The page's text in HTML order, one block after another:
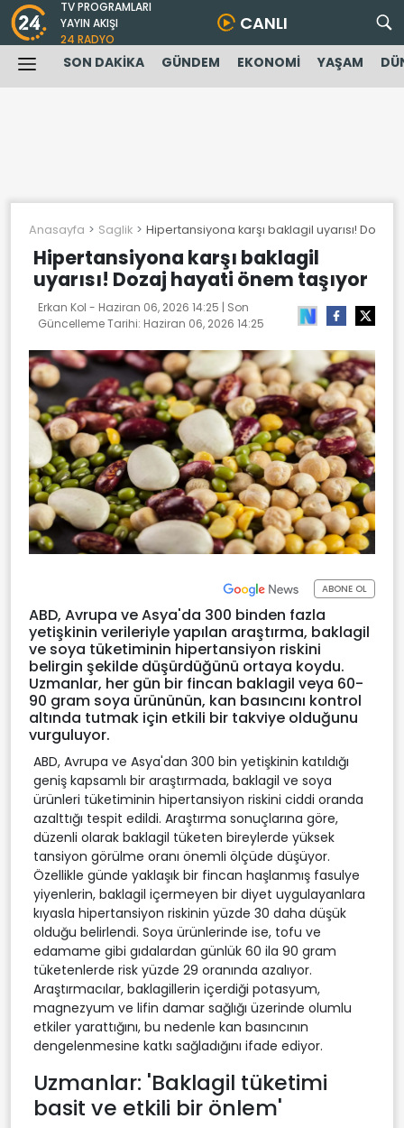
TV PROGRAMLARI
YAYIN AKIŞI
24 RADYO
CANLI
SON DAKİKA GÜNDEM EKONOMİ YAŞAM
Anasayfa Saglik Hipertansiyona karşı baklagil uyarısı! Dozaj
Hipertansiyona karşı baklagil
uyarısı! Dozaj hayati önem taşıyor
Erkan Kol - Haziran 06, 2026 14:25 | Son
Güncelleme Tarihi: Haziran 06, 2026 14:25
ABONE OL
ABD, Avrupa ve Asya'da 300 binden fazla
yetişkinin verileriyle yapılan araştırma, baklagil
ve soya tüketiminin hipertansiyon riskini
belirgin şekilde düşürdüğünü ortaya koydu.
Uzmanlar, her gün bir fincan baklagil veya 60-
90 gram soya ürününün, kan basıncını kontrol
altında tutmak için etkili bir takviye olduğunu
vurguluyor.
ABD, Avrupa ve Asya'dan 300 bin yetişkinin katıldığı
geniş kapsamlı bir araştırmada, baklagil ve soya
ürünleri tüketiminin hipertansiyon riskini ciddi oranda
azalttığı tespit edildi. Araştırma sonuçlarına göre,
düzenli olarak baklagil tüketen bireylerde yüksek
tansiyon görülme oranı önemli ölçüde düşüyor.
Özellikle günde yaklaşık bir fincan haşlanmış fasulye
yiyenlerin, baklagil içermeyen bir diyet uygulayanlara
kıyasla hipertansiyon riskinin yüzde 30 daha düşük
olduğu belirlendi. Soya ürünlerinde ise, tofu ve
edamame gibi gıdalardan günlük 60 ila 90 gram
tüketenlerde risk yüzde 29 oranında azalıyor.
Araştırmacılar, baklagillerin içerdiği potasyum,
magnezyum ve lifin damar sağlığı üzerinde olumlu
etkiler yarattığını, bu nedenle kan basıncının
dengelenmesine katkı sağladığını ifade ediyor.
Uzmanlar: 'Baklagil tüketimi
basit ve etkili bir önlem'